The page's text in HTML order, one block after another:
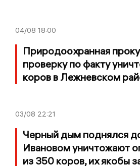
04/08 18:00
Природоохранная
проверку по факту
коров в Лежневском
03/08 22:21
Черный дым поднялся
Ивановом уничтожают
из 350 коров, их якобы